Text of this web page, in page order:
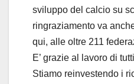
sviluppo del calcio su
ringraziamento va
qui, alle oltre 211
E’ grazie al lavoro di
Stiamo reinvestendo i